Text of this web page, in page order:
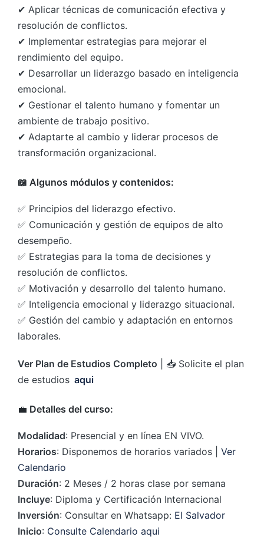
✔ Aplicar técnicas de comunicación efectiva y
resolución de conflictos.
✔ Implementar estrategias para mejorar el
rendimiento del equipo.
✔ Desarrollar un liderazgo basado en inteligencia
emocional.
✔ Gestionar el talento humano y fomentar un
ambiente de trabajo positivo.
✔ Adaptarte al cambio y liderar procesos de
transformación organizacional.
📖 Algunos módulos y contenidos:
✅ Principios del liderazgo efectivo.
✅ Comunicación y gestión de equipos de alto
desempeño.
✅ Estrategias para la toma de decisiones y
resolución de conflictos.
✅ Motivación y desarrollo del talento humano.
✅ Inteligencia emocional y liderazgo situacional.
✅ Gestión del cambio y adaptación en entornos
laborales.
Ver Plan de Estudios Completo | 📥 Solicite el plan
de estudios aqui
💼 Detalles del curso:
Modalidad: Presencial y en línea EN VIVO.
Horarios: Disponemos de horarios variados | Ver
Calendario
Duración: 2 Meses / 2 horas clase por semana
Incluye: Diploma y Certificación Internacional
Inversión: Consultar en Whatsapp: El Salvador
Inicio: Consulte Calendario aqui